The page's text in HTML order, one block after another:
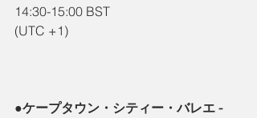
14:30-15:00 BST
(UTC +1)
●ケープタウン・シティー・バレエ -